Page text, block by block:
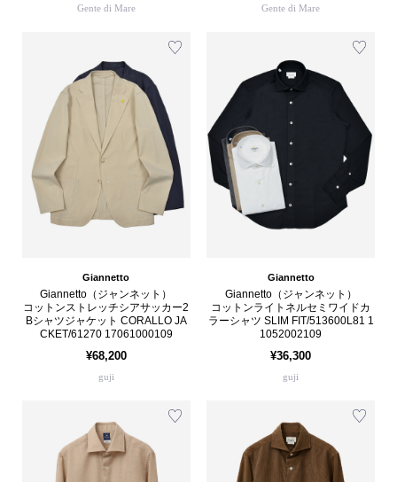
Gente di Mare Gente di Mare
Giannetto
Giannetto（ジャンネット）
コットンストレッチシアサッカー2
Bシャツジャケット CORALLO JA
CKET/61270 17061000109
¥68,200
guji
Giannetto
Giannetto（ジャンネット）
コットンライトネルセミワイドカ
ラーシャツ SLIM FIT/513600L81 1
1052002109
¥36,300
guji